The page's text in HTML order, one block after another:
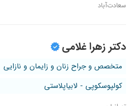
سعادت‌آباد
دکتر زهرا غلامی
متخصص و جراح زنان و زایمان و نازایی
کولپوسکوپی - لابیاپلاستی